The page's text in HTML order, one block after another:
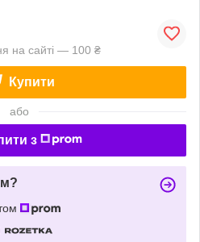
на сайті — 100 ₴
Купити
або
з